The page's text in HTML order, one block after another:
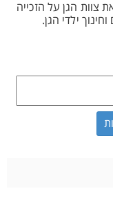
צוות הגן על הזכייה
ילדי הגן.